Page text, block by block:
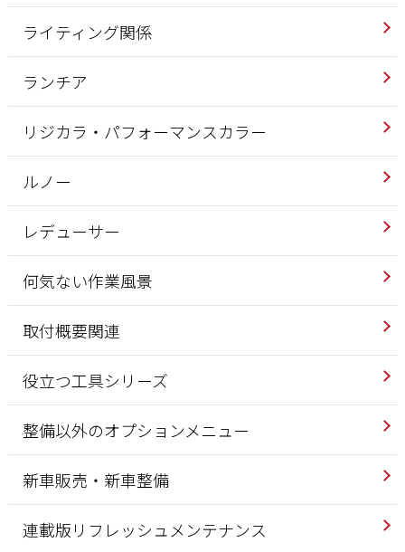
ライティング関係
ランチア
リジカラ・パフォーマンスカラー
ルノー
レデューサー
何気ない作業風景
取付概要関連
役立つ工具シリーズ
整備以外のオプションメニュー
新車販売・新車整備
連載版リフレッシュメンテナンス